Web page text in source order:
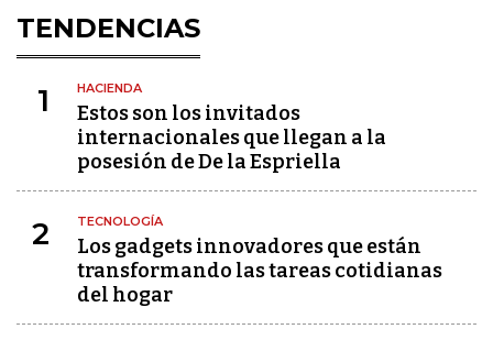
TENDENCIAS
1 HACIENDA
Estos son los invitados
internacionales que llegan a la
posesión de De la Espriella
2 TECNOLOGÍA
Los gadgets innovadores que están
transformando las tareas cotidianas
del hogar